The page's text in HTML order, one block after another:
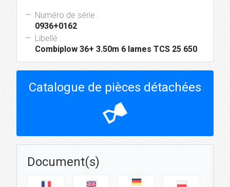
Numéro de série :
0936+0162
Libellé :
Combiplow 36+ 3.50m 6 lames TCS 25 650
Catalogue de pièces détachées
hourglass_top
Document(s)